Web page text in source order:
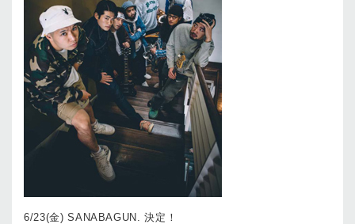
6/23(金) SANABAGUN. 決定！